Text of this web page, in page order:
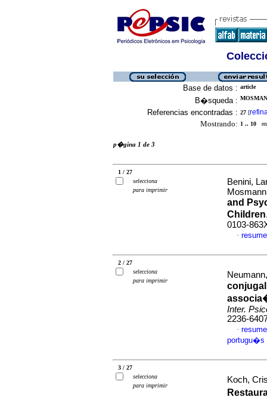
Base de datos : article
B�squeda :
Referencias encontradas : 27 [
Mostrando: 1 .. 10 en
p�gina 1 de 3
1 / 27
selecciona
para imprimir
Benini,
and
Children
0103-
·
2 / 27
selecciona
para imprimir
Inter.
2236-
·
portugu�s
3 / 27
selecciona
para imprimir
Koch,